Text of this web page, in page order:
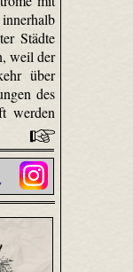
Städte
weil der
über
des
werden